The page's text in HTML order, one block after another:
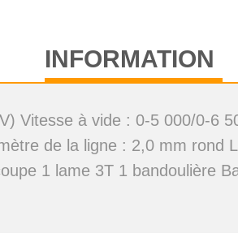
INFORMATION
Vitesse à vide : 0-5 000/0-6
de la ligne : 2,0 mm rond
1 lame 3T 1 bandoulière